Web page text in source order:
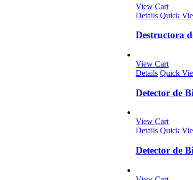
View Cart
Details Quick
Destructora
View Cart
Details Quick
Detector de
View Cart
Details Quick
Detector de